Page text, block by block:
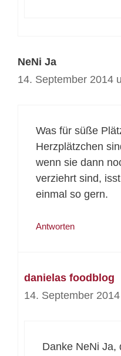
NeNi Ja
14. September 2014
Was für süße
Herzplätzchen
wenn sie dann
verziehrt sind,
einmal so gern.
Antworten
danielas foodblog
14. September
Danke NeNi Ja,